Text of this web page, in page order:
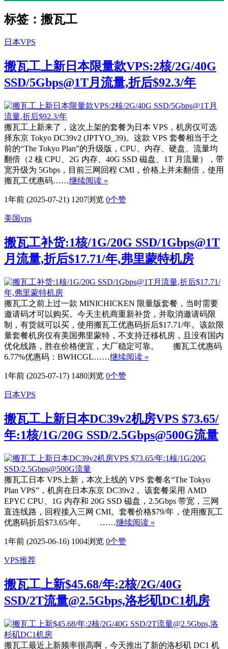
标签：搬瓦工
日本VPS
搬瓦工上新日本限量款VPS:2核/2G/40G
SSD/5Gbps@1T月流量,折后$92.3/年
搬瓦工上新来了，这次上架的套餐为日本 VPS，机房仅可选
择东京 Tokyo DC39v2 (JPTYO_39)。这款 VPS 套餐相当于之
前的“The Tokyo Plan”的升级版，CPU、内存、硬盘、流量均
翻倍（2 核 CPU、2G 内存、40G SSD 磁盘、1T 月流量），带
宽升级为 5Gbps，目前三网回程 CMI，价格上并未翻倍，使用
搬瓦工优惠码……继续阅读 »
1年前 (2025-07-21) 1207浏览 0个赞
美国vps
搬瓦工补货:1核/1G/20G SSD/1Gbps@1T
月流量,折后$17.71/年,弗里蒙特机房
搬瓦工之前上过一款 MINICHICKEN 限量版套餐，当时需要
邀请码才可以购买。今天主机商重新补货，并取消邀请码限
制，有货就可以买，使用搬瓦工优惠码折后$17.71/年。该款限
量套餐机房仅有美国弗里蒙特，不支持迁移机房，且没有国内
优化线路，胜在价格便宜，大厂稳定可靠。 搬瓦工优惠码
6.77%优惠码：BWHCGL……继续阅读 »
1年前 (2025-07-17) 1480浏览 0个赞
日本VPS
搬瓦工上新日本DC39v2机房VPS $73.65/
年:1核/1G/20G SSD/2.5Gbps@500G流量
搬瓦工日本 VPS上新，本次上线的 VPS 套餐名“The Tokyo
Plan VPS”，机房在日本东京 DC39v2 。该套餐采用 AMD
EPYC CPU、1G 内存和 20G SSD 磁盘，2.5Gbps 带宽，三网
直连线路，回程接入三网 CMI。套餐价格$79/年，使用搬瓦工
优惠码折后$73.65/年。 ……继续阅读 »
1年前 (2025-06-16) 1004浏览 0个赞
VPS推荐
搬瓦工上新$45.68/年:2核/2G/40G
SSD/2T流量@2.5Gbps,洛杉矶DC1机房
搬瓦工最近上新频率很高啊，今天推出了新的洛杉矶 DC1 机